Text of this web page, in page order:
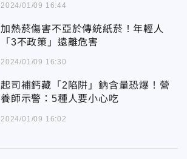
2024/01/09 16:44
加熱菸傷害不亞於傳統紙菸！年輕人
「3不政策」遠離危害
2024/01/09 16:30
起司補鈣藏「2陷阱」鈉含量恐爆！營
養師示警：5種人要小心吃
2024/01/09 16:02